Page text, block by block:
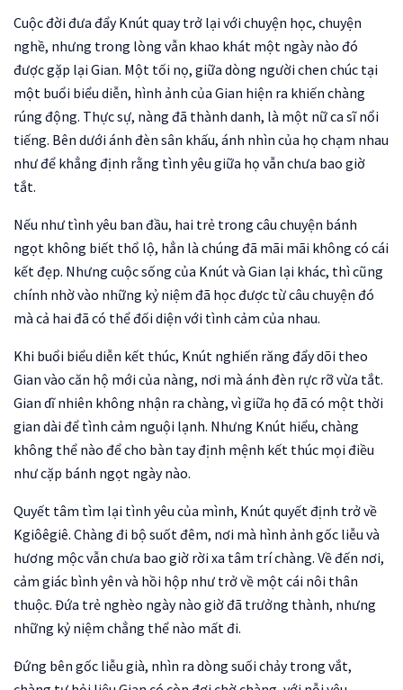
Cuộc đời đưa đẩy Knút quay trở lại với chuyện học, chuyện
nghề, nhưng trong lòng vẫn khao khát một ngày nào đó
được gặp lại Gian. Một tối nọ, giữa dòng người chen chúc tại
một buổi biểu diễn, hình ảnh của Gian hiện ra khiến chàng
rúng động. Thực sự, nàng đã thành danh, là một nữ ca sĩ nổi
tiếng. Bên dưới ánh đèn sân khấu, ánh nhìn của họ chạm nhau
như để khẳng định rằng tình yêu giữa họ vẫn chưa bao giờ
tắt.
Nếu như tình yêu ban đầu, hai trẻ trong câu chuyện bánh
ngọt không biết thổ lộ, hẳn là chúng đã mãi mãi không có cái
kết đẹp. Nhưng cuộc sống của Knút và Gian lại khác, thì cũng
chính nhờ vào những kỷ niệm đã học được từ câu chuyện đó
mà cả hai đã có thể đối diện với tình cảm của nhau.
Khi buổi biểu diễn kết thúc, Knút nghiến răng đẩy dõi theo
Gian vào căn hộ mới của nàng, nơi mà ánh đèn rực rỡ vừa tắt.
Gian dĩ nhiên không nhận ra chàng, vì giữa họ đã có một thời
gian dài để tình cảm nguội lạnh. Nhưng Knút hiểu, chàng
không thể nào để cho bàn tay định mệnh kết thúc mọi điều
như cặp bánh ngọt ngày nào.
Quyết tâm tìm lại tình yêu của mình, Knút quyết định trở về
Kgiôêgiê. Chàng đi bộ suốt đêm, nơi mà hình ảnh gốc liễu và
hương mộc vẫn chưa bao giờ rời xa tâm trí chàng. Về đến nơi,
cảm giác bình yên và hồi hộp như trở về một cái nôi thân
thuộc. Đứa trẻ nghèo ngày nào giờ đã trưởng thành, nhưng
những kỷ niệm chẳng thể nào mất đi.
Đứng bên gốc liễu già, nhìn ra dòng suối chảy trong vắt,